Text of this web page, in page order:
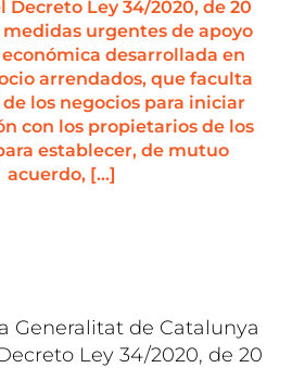
Decreto Ley 34/2020, de 20
urgentes de apoyo
desarrollada en
arrendados, que faculta
los negocios para iniciar
con los propietarios de los
establecer, de mutuo
acuerdo, […]
Generalitat de Catalunya
Ley 34/2020, de 20